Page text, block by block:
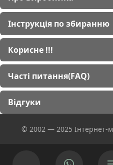
Інструкція по збиранню
Корисне !!!
Часті питання(FAQ)
Відгуки
© 2002 — 2025 Інтернет-
Ми використовуємо cookies